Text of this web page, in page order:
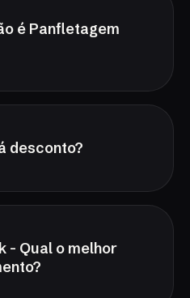
é Panfletagem
desconto?
- Qual o melhor